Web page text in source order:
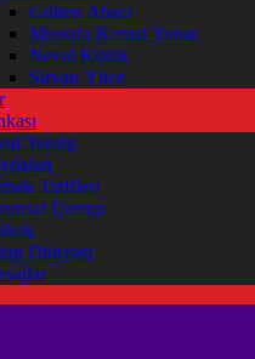
Gülten Abacı
Mustafa Kemal Yonat
Neval Kütük
Şirvan Yüce
Yapılır
Tarifleri
Üretim
Dünyası